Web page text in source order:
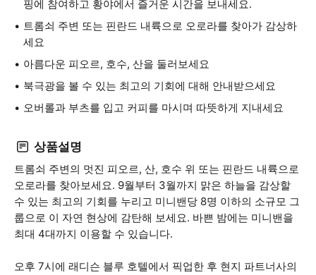
핑에 참여하고 황야에서 즐거운 시간을 보내세요.
트롬쇠 주변 또는 핀란드 내륙으로 오로라를 찾아가 감상하
세요
아름다운 피오르, 호수, 산을 둘러보세요
북극광을 볼 수 있는 최고의 기회에 대해 안내받으세요
오버롤과 부츠를 입고 커피를 마시며 따뜻하게 지내세요
상품설명
트롬쇠 주변의 멋진 피오르, 산, 호수 위 또는 핀란드 내륙으로
오로라를 찾아보세요. 9월부터 3월까지 맑은 하늘을 감상할
수 있는 최고의 기회를 누리고 미니밴당 8명 이하의 소규모 그
룹으로 이 자연 현상에 감탄해 보세요. 바쁜 밤에는 미니밴을
최대 4대까지 이용할 수 있습니다.
오후 7시에 래디슨 블루 호텔에서 픽업한 후 현지 파트너사의